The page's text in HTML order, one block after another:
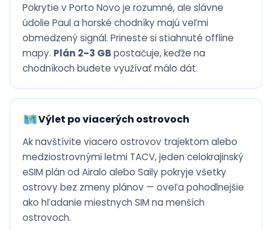
Pokrytie v Porto Novo je rozumné, ale slávne
údolie Paul a horské chodníky majú veľmi
obmedzený signál. Prineste si stiahnuté offline
mapy. Plán 2–3 GBpostačuje, keďže na
chodníkoch budete využívať málo dát.
Výlet po viacerých ostrovoch
Ak navštívite viacero ostrovov trajektom alebo
medziostrovnými letmi TACV, jeden celokrajinský
eSIM plán od Airalo alebo Saily pokryje všetky
ostrovy bez zmeny plánov — oveľa pohodlnejšie
ako hľadanie miestnych SIM na menších
ostrovoch.